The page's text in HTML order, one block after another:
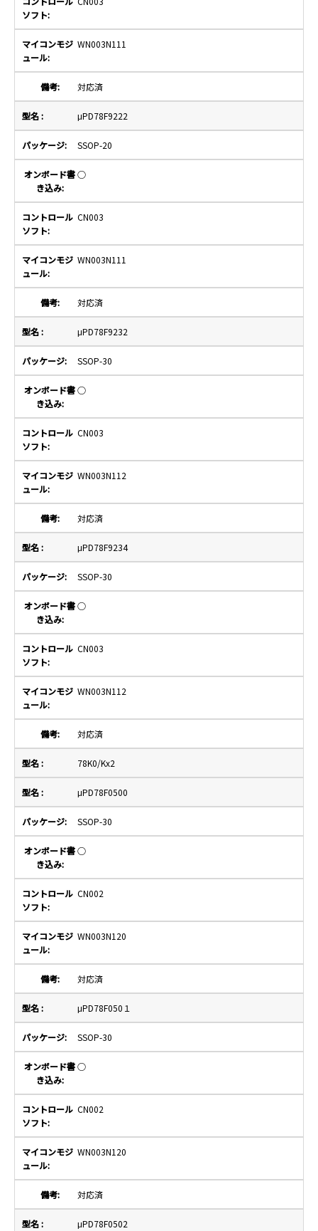
WN003N111
対応済
μPD78F9222
SSOP-20
○
CN003
WN003N111
対応済
μPD78F9232
SSOP-30
○
CN003
WN003N112
対応済
μPD78F9234
SSOP-30
○
CN003
WN003N112
対応済
78K0/Kx2
μPD78F0500
SSOP-30
○
CN002
WN003N120
対応済
μPD78F050１
SSOP-30
○
CN002
WN003N120
対応済
μPD78F0502